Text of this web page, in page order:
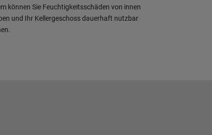
können Sie Feuchtigkeitsschäden von innen
und Ihr Kellergeschoss dauerhaft nutzbar